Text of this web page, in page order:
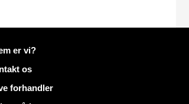
oplysninger på Mailo
er vi?
os
forhandler